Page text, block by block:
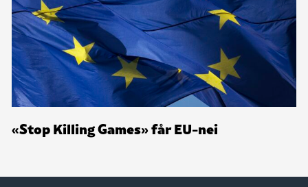
«Stop Killing Games» får EU-nei